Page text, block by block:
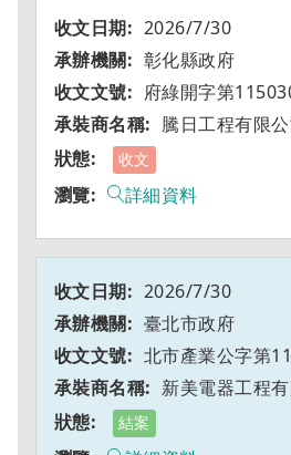
2026/7/30
彰化縣政府
府綠開字第
騰日工程有限
收文
詳細資料
2026/7/30
臺北市政府
北市產業公字第
新美電器工程
結案